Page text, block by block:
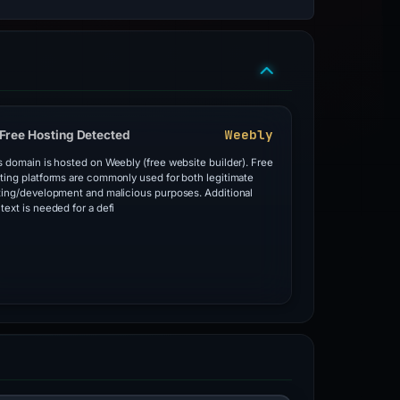
Hosting Detected Weebly
domain is hosted on Weebly (free website builder). Free
platforms are commonly used for both legitimate
development and malicious purposes. Additional
is needed for a defi